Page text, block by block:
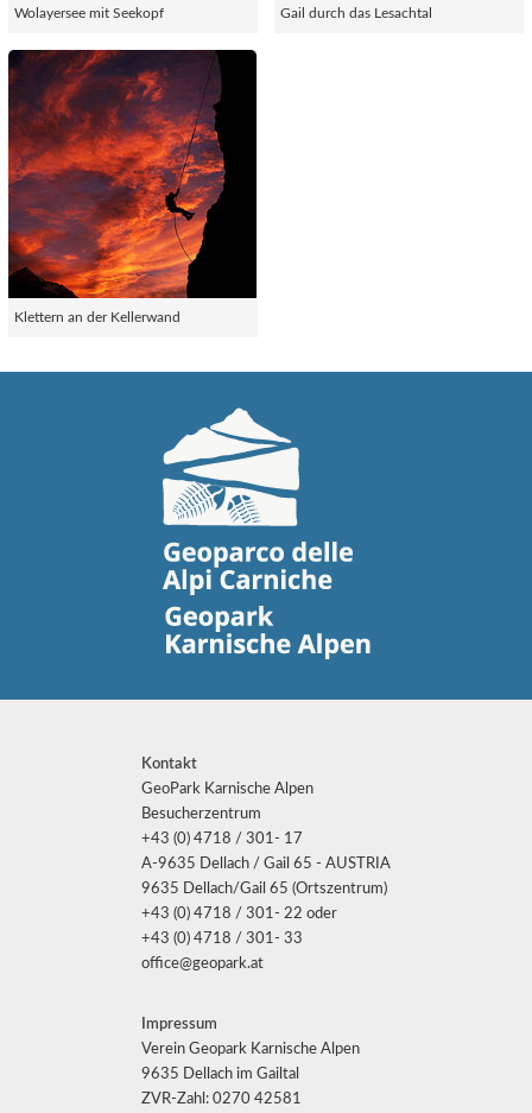
Wolayersee mit Seekopf Gail durch das Lesachtal
Klettern an der Kellerwand
Kontakt
GeoPark Karnische Alpen
Besucherzentrum
+43 (0) 4718 / 301- 17
A-9635 Dellach / Gail 65 - AUSTRIA
9635 Dellach/Gail 65 (Ortszentrum)
+43 (0) 4718 / 301- 22 oder
+43 (0) 4718 / 301- 33
office@geopark.at
Impressum
Verein Geopark Karnische Alpen
9635 Dellach im Gailtal
ZVR-Zahl: 0270 42581